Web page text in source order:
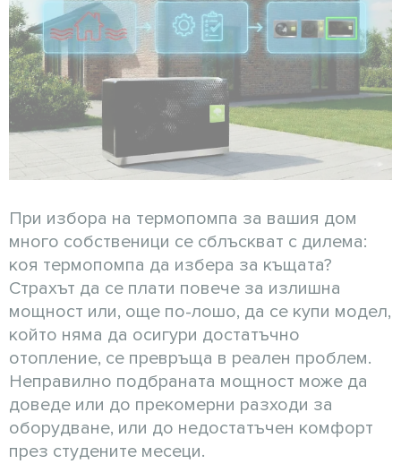
При избора на термопомпа за вашия дом
много собственици се сблъскват с дилема:
коя термопомпа да избера за къщата?
Страхът да се плати повече за излишна
мощност или, още по-лошо, да се купи модел,
който няма да осигури достатъчно
отопление, се превръща в реален проблем.
Неправилно подбраната мощност може да
доведе или до прекомерни разходи за
оборудване, или до недостатъчен комфорт
през студените месеци.